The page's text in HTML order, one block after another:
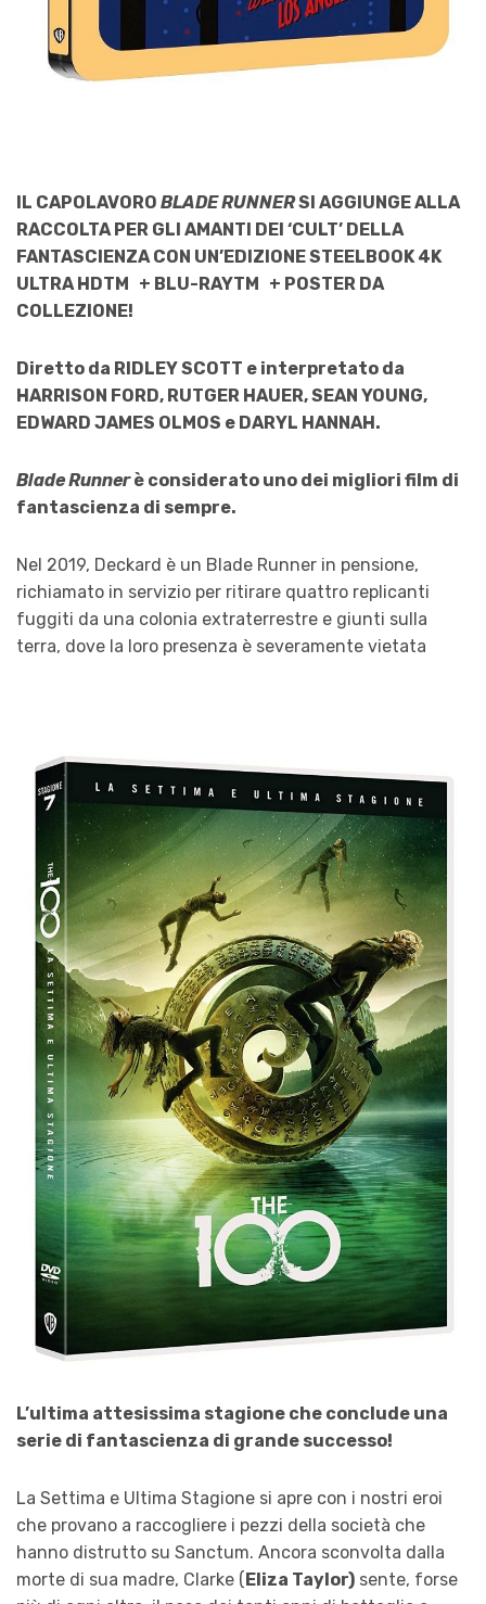
IL CAPOLAVORO BLADE RUNNERSI AGGIUNGE ALLA
RACCOLTA PER GLI AMANTI DEI ‘CULT’ DELLA
FANTASCIENZA CON UN’EDIZIONESTEELBOOK 4K
ULTRA HDTM + BLU-RAYTM + POSTER DA
COLLEZIONE!
Diretto da RIDLEY SCOTT e interpretato da
HARRISON FORD, RUTGER HAUER, SEAN YOUNG,
EDWARD JAMES OLMOS e DARYL HANNAH.
Blade Runnerè considerato uno dei migliori film di
fantascienza di sempre.
Nel 2019, Deckard è un Blade Runner in pensione,
richiamato in servizio per ritirare quattro replicanti
fuggiti da una colonia extraterrestre e giunti sulla
terra, dove la loro presenza è severamente vietata
L’ultima attesissima stagione che conclude una
serie di fantascienza di grande successo!
La Settima e Ultima Stagione si apre con i nostri eroi
che provano a raccogliere i pezzi della società che
hanno distrutto su Sanctum. Ancora sconvolta dalla
morte di sua madre, Clarke (Eliza Taylor) sente, forse